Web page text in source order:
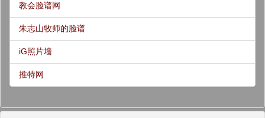
教会脸谱网
朱志山牧师的脸谱
iG照片墙
推特网